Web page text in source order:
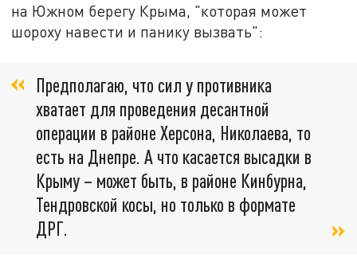
на Южном берегу Крыма, "которая может
шороху навести и панику вызвать":
Предполагаю, что сил у противника
хватает для проведения десантной
операции в районе Херсона, Николаева, то
есть на Днепре. А что касается высадки в
Крыму – может быть, в районе Кинбурна,
Тендровской косы, но только в формате
ДРГ.